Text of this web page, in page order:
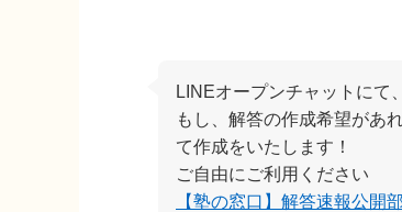
LINEオープンチャットにて
もし、解答の作成希望があ
て作成をいたします！
ご自由にご利用ください
【塾の窓口】解答速報公開